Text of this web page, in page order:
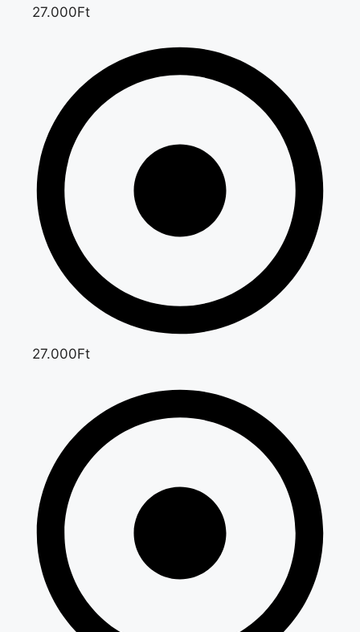
27.000Ft
27.000Ft